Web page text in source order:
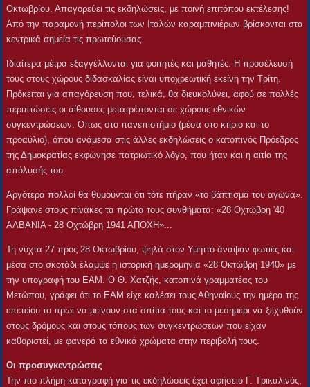
Οκτωβρίου. Απαγορεύει τις εκδηλώσεις, με ποινή επιτόπου εκτέλεσης!
Από την παραμονή περίπολοι των Ιταλών καραμπινιέρων βρίσκονται στα
κεντρικά σημεία τις πρωτεύουσας.
Ιδιαίτερα μέτρα εξαγγέλλονται για φοιτητές και μαθητές. Η προσέλευσή
τους στους χώρους διδασκαλίας είναι υποχρεωτική εκείνη την Τρίτη.
Πρόκειται για απαγόρευση που, τελικά, θα διευκολύνει, αφού σε πολλές
περιπτώσεις οι αίθουσες μετατρέπονται σε χώρους εθνικών
συγκεντρώσεων. Οπως στο πανεπιστήμιο (μέσα στο κτίριο και το
προαύλιο), όπου ανάμεσα στις άλλες εκδηλώσεις ο κατοπινός Πρόεδρος
της Δημοκρατίας εκφώνησε πατριωτικό λόγο, που ήταν και η αιτία της
απόλυσής του.
Αργότερα πολλοί θα θυμούνται ότι τότε πήραν «το βάπτισμα του αγώνα».
Γράψανε στους πίνακες τα πρώτα τους συνθήματα: «28 Οχτώβρη '40
ΑΛΒΑΝΙΑ - 28 Οχτώβρη 1941 ΑΠΟΧΗ»...
Τη νύχτα 27 προς 28 Οκτωβρίου, ψηλά στον Υμηττό άναψαν φωτιές και
μέσα στο σκοτάδι έλαμψε η ιστορική ημερομηνία «28 Οκτώβρη 1940» με
την υπογραφή του ΕΑΜ. Ο Θ. Χατζής, κατοπινά γραμματέας του
Μετώπου, γράφει ότι το ΕΑΜ είχε καλέσει τους Αθηναίους την ημέρα της
επετείου το πρωί να μείνουν στα σπίτια τους και το μεσημέρι να ξεχυθούν
στους δρόμους και στους τόπους των συγκεντρώσεων που είχαν
καθοριστεί, με φανερά τα εθνικά χρώματα στην περιβολή τους.
Οι προσυγκεντρώσεις
Την πιο πλήρη καταγραφή για τις εκδηλώσεις έχει αφήσειο Γ. Τρικαλινός,